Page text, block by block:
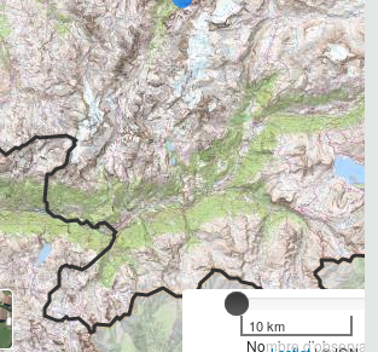
Nombre
10 km